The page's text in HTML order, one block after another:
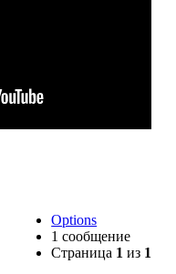
Options
1 сообщение
Страница 1 из 1